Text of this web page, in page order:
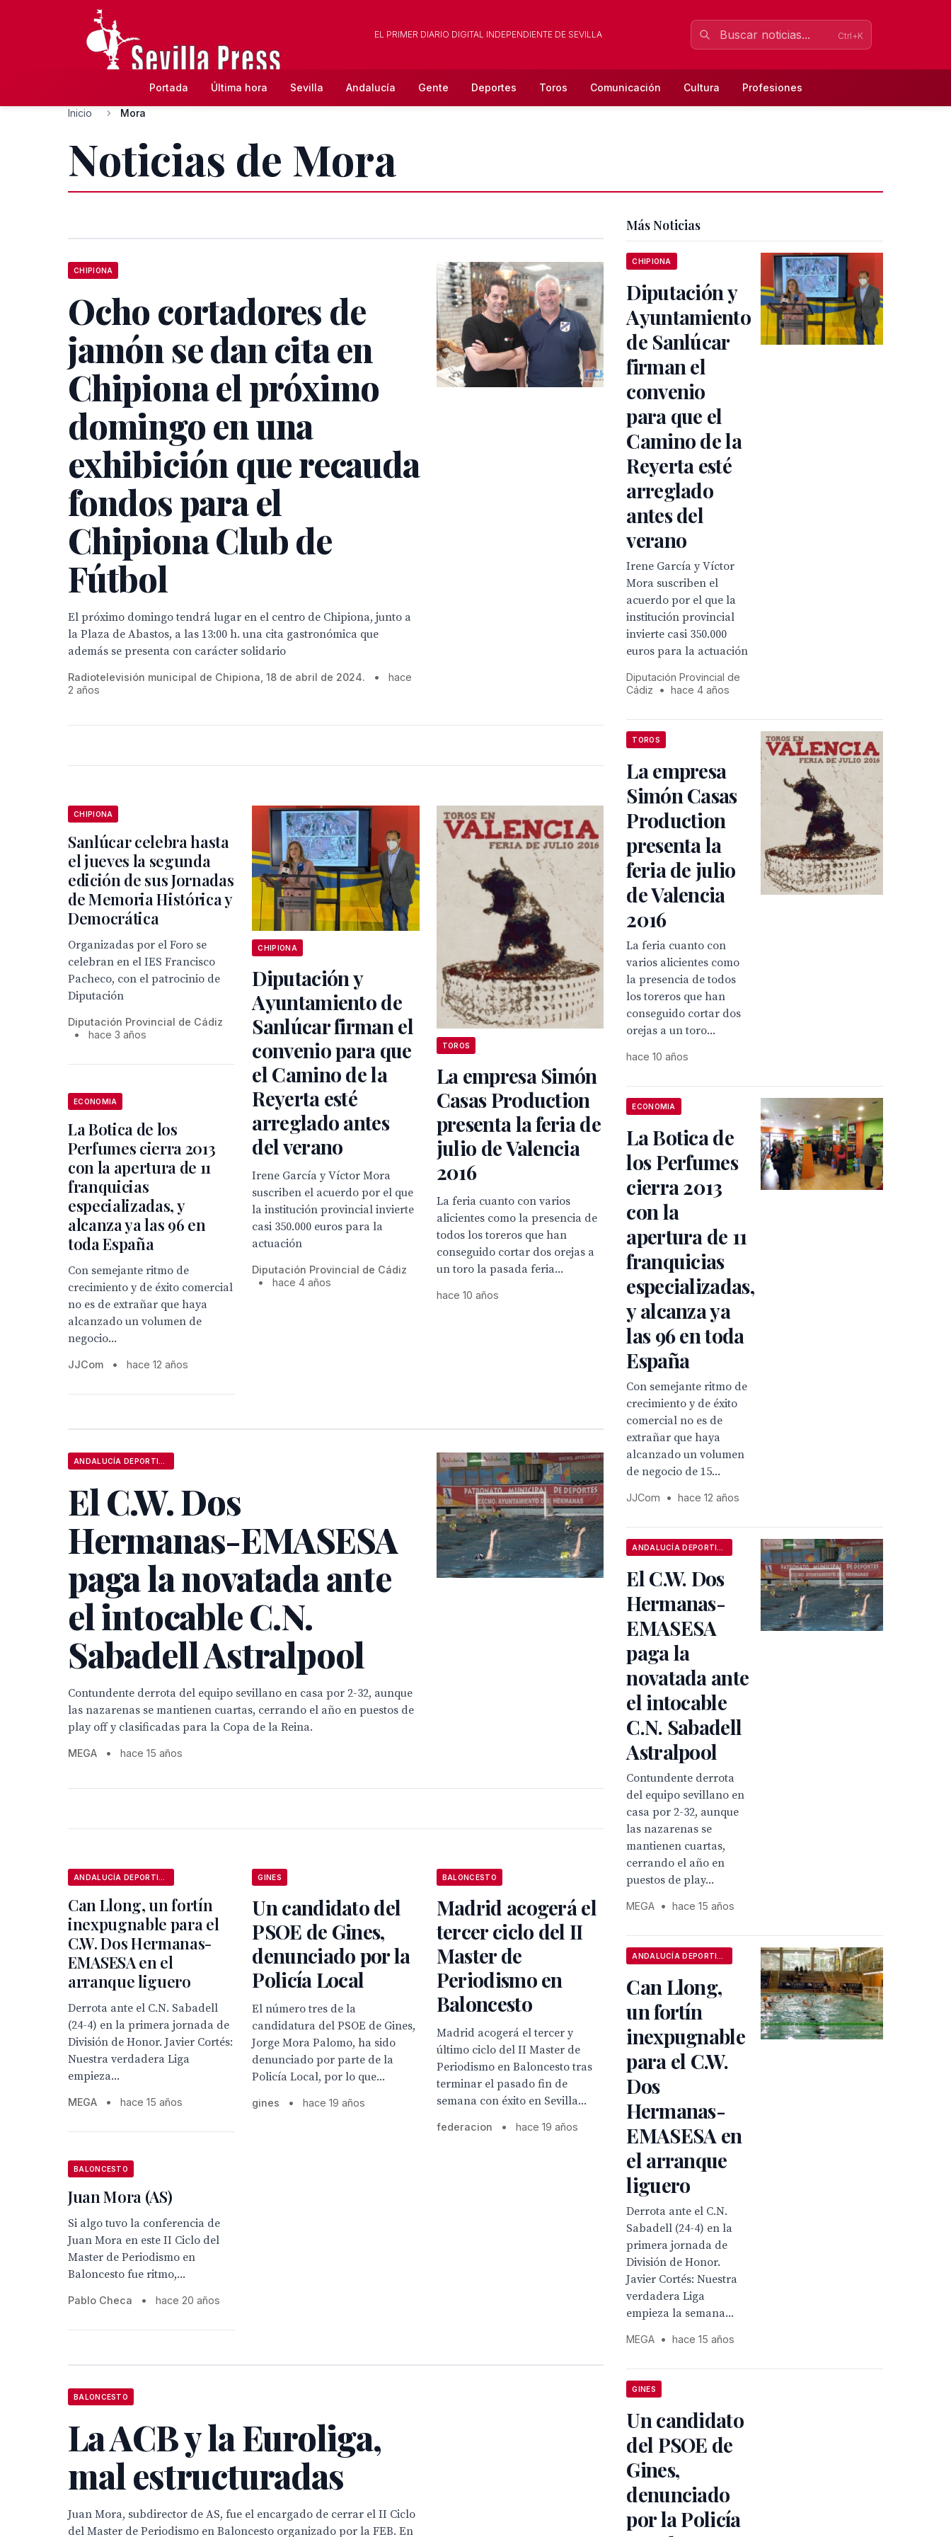
EL PRIMER DIARIO DIGITAL INDEPENDIENTE DE SEVILLA Ctrl+K
Portada Última hora Sevilla Andalucía Gente Deportes Toros Comunicación Cultura Profesiones
Inicio Mora
Noticias de Mora
CHIPIONA
Ocho cortadores de
jamón se dan cita en
Chipiona el próximo
domingo en una
exhibición que recauda
fondos para el
Chipiona Club de
Fútbol
El próximo domingo tendrá lugar en el centro de Chipiona, junto a
la Plaza de Abastos, a las 13:00 h. una cita gastronómica que
además se presenta con carácter solidario
Radiotelevisión municipal de Chipiona, 18 de abril de 2024. •
hace
2 años
CHIPIONA
Sanlúcar celebra hasta
el jueves la segunda
edición de sus Jornadas
de Memoria Histórica y
Democrática
Organizadas por el Foro se
celebran en el IES Francisco
Pacheco, con el patrocinio de
Diputación
Diputación Provincial de Cádiz
•
hace 3 años
CHIPIONA
Diputación y
Ayuntamiento de
Sanlúcar firman el
convenio para que
el Camino de la
Reyerta esté
arreglado antes
del verano
Irene García y Víctor Mora
suscriben el acuerdo por el que
la institución provincial invierte
casi 350.000 euros para la
actuación
Diputación Provincial de Cádiz
•
hace 4 años
TOROS
La empresa Simón
Casas Production
presenta la feria de
julio de Valencia
2016
La feria cuanto con varios
alicientes como la presencia de
todos los toreros que han
conseguido cortar dos orejas a
un toro la pasada feria...
hace 10 años
ECONOMIA
La Botica de los
Perfumes cierra 2013
con la apertura de 11
franquicias
especializadas, y
alcanza ya las 96 en
toda España
Con semejante ritmo de
crecimiento y de éxito comercial
no es de extrañar que haya
alcanzado un volumen de
negocio...
JJCom • hace 12 años
El C.W. Dos
Hermanas-EMASESA
paga la novatada ante
el intocable C.N.
Sabadell Astralpool
Contundente derrota del equipo sevillano en casa por 2-32, aunque
las nazarenas se mantienen cuartas, cerrando el año en puestos de
play off y clasificadas para la Copa de la Reina.
MEGA • hace 15 años
Can Llong, un fortín
inexpugnable para el
C.W. Dos Hermanas-
EMASESA en el
arranque liguero
Derrota ante el C.N. Sabadell
(24-4) en la primera jornada de
División de Honor. Javier Cortés:
Nuestra verdadera Liga
empieza...
MEGA • hace 15 años
GINES
Un candidato del
PSOE de Gines,
denunciado por la
Policía Local
El número tres de la
candidatura del PSOE de Gines,
Jorge Mora Palomo, ha sido
denunciado por parte de la
Policía Local, por lo que...
gines • hace 19 años
BALONCESTO
Madrid acogerá el
tercer ciclo del II
Master de
Periodismo en
Baloncesto
Madrid acogerá el tercer y
último ciclo del II Master de
Periodismo en Baloncesto tras
terminar el pasado fin de
semana con éxito en Sevilla...
federacion • hace 19 años
BALONCESTO
Juan Mora (AS)
Si algo tuvo la conferencia de
Juan Mora en este II Ciclo del
Master de Periodismo en
Baloncesto fue ritmo,...
Pablo Checa • hace 20 años
BALONCESTO
La ACB y la Euroliga,
mal estructuradas
Juan Mora, subdirector de AS, fue el encargado de cerrar el II Ciclo
del Master de Periodismo en Baloncesto organizado por la FEB. En
Más Noticias
CHIPIONA
Diputación y
Ayuntamiento
de Sanlúcar
firman el
convenio
para que el
Camino de la
Reyerta esté
arreglado
antes del
verano
Irene García y Víctor
Mora suscriben el
acuerdo por el que la
institución provincial
invierte casi 350.000
euros para la actuación
Diputación Provincial de
Cádiz
• hace 4 años
TOROS
La empresa
Simón Casas
Production
presenta la
feria de julio
de Valencia
2016
La feria cuanto con
varios alicientes como
la presencia de todos
los toreros que han
conseguido cortar dos
orejas a un toro...
hace 10 años
ECONOMIA
La Botica de
los Perfumes
cierra 2013
con la
apertura de 11
franquicias
especializadas,
y alcanza ya
las 96 en toda
España
Con semejante ritmo de
crecimiento y de éxito
comercial no es de
extrañar que haya
alcanzado un volumen
de negocio de 15...
JJCom • hace 12 años
El C.W. Dos
Hermanas-
EMASESA
paga la
novatada ante
el intocable
C.N. Sabadell
Astralpool
Contundente derrota
del equipo sevillano en
casa por 2-32, aunque
las nazarenas se
mantienen cuartas,
cerrando el año en
puestos de play...
MEGA • hace 15 años
Can Llong,
un fortín
inexpugnable
para el C.W.
Dos
Hermanas-
EMASESA en
el arranque
liguero
Derrota ante el C.N.
Sabadell (24-4) en la
primera jornada de
División de Honor.
Javier Cortés: Nuestra
verdadera Liga
empieza la semana...
MEGA • hace 15 años
GINES
Un candidato
del PSOE de
Gines,
denunciado
por la Policía